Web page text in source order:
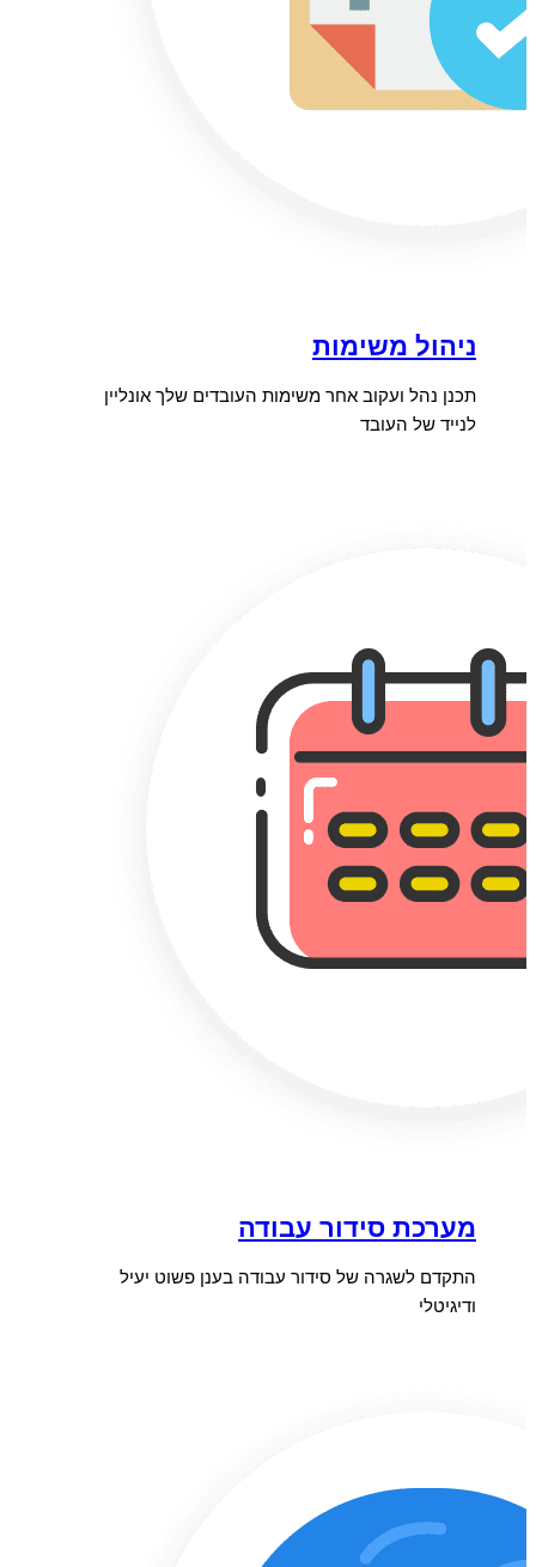
ניהול משימות
תכנן נהל ועקוב אחר משימות העובדים שלך אונליין
לנייד של העובד
מערכת סידור עבודה
התקדם לשגרה של סידור עבודה בענן פשוט יעיל
ודיגיטלי